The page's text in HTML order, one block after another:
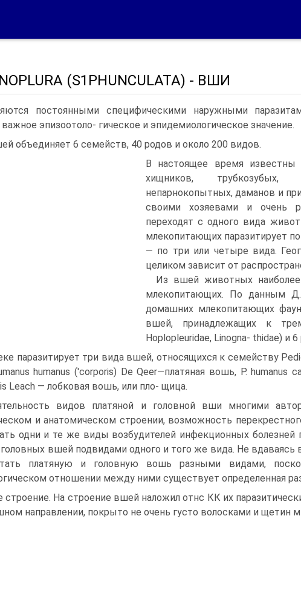
(S1PHUNCULATA) - ВШИ
постоянными специфическими наружными
эпизоотоло- гическое и эпидемиологическое значение.
объединяет 6 семейств, 40 родов и около 200 видов.
В настоящее время известны
хищников, трубкозубых,
непарнокопытных, даманов и
своими хозяевами и очень
переходят с одного вида
млекопитающих паразитирует
— по три или четыре вида.
целиком зависит от
Из вшей животных
млекопитающих. По данным
домашних млекопитающих
вшей, принадлежащих к
Hoplopleuridae, Linogna- thidae) и
паразитирует три вида вшей, относящихся к семейству
humanus ('corporis) De Qeer—платяная вошь, P.
Leach — лобковая вошь, или пло- щица.
видов платяной и головной вши многими
и анатомическом строении, возможность
одни и те же виды возбудителей инфекционных болезней
вшей подвидами одного и того же вида. Не вдаваясь
платяную и головную вошь разными видами,
отношении между ними существует определенная
строение. На строение вшей наложил отнс КК их
направлении, покрыто не очень густо волосками и щетин